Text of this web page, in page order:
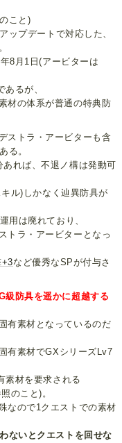
こと)
ップデートで対応した、
。
8月1日(アービターは
るが、
材の体系が普通の特典防
ストラ・アービターも含
る。
れば、不退ノ構は発動可
ル)しかなく辿異防具が
用は廃れており、
トラ・アービターとなっ
+3など優秀なSPが付与さ
級防具を遥かに超越する
有素材となっているのだ
有素材でGXシリーズLv7
素材を要求される
のこと)。
なので1クエストでの素材
ないとクエストを回せな